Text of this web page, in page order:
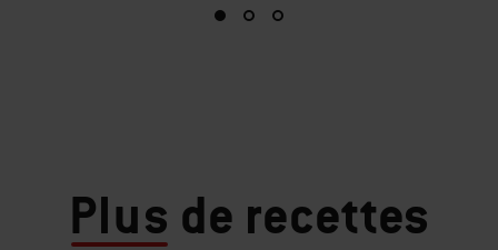
Plus de recettes